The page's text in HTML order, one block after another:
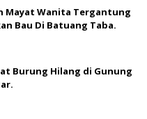
Mayat Wanita Tergantung
Bau Di Batuang Taba.
Burung Hilang di Gunung